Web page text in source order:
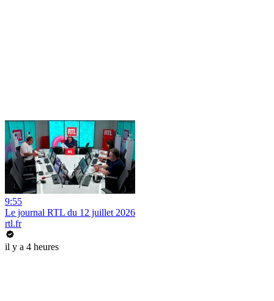
9:55
Le journal RTL du 12 juillet 2026
rtl.fr
il y a 4 heures